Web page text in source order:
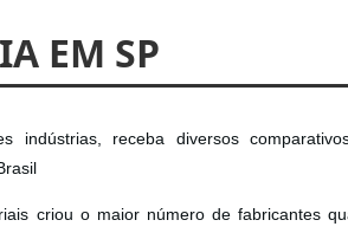
EM SP
receba diversos
criou o maior número de fabricantes